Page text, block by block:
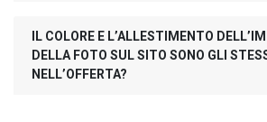
IL COLORE E L’ALLESTIMENTO
DELLA FOTO SUL SITO SONO GLI
NELL’OFFERTA?